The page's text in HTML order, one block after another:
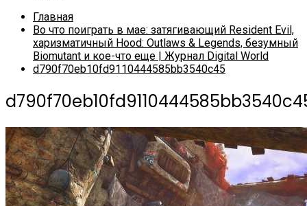
Главная
Во что поиграть в мае: затягивающий Resident Evil,
харизматичный Hood: Outlaws & Legends, безумный
Biomutant и кое-что еще | Журнал Digital World
d790f70eb10fd9110444585bb3540c45